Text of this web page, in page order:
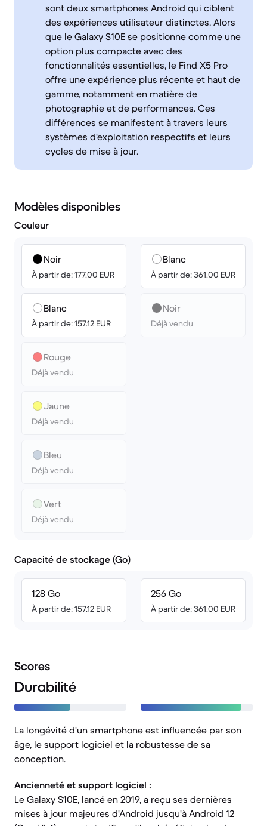
sont deux smartphones Android qui ciblent
des expériences utilisateur distinctes. Alors
que le Galaxy S10E se positionne comme une
option plus compacte avec des
fonctionnalités essentielles, le Find X5 Pro
offre une expérience plus récente et haut de
gamme, notamment en matière de
photographie et de performances. Ces
différences se manifestent à travers leurs
systèmes d'exploitation respectifs et leurs
cycles de mise à jour.
Modèles disponibles
Couleur
Noir
À partir de: 177.00 EUR
Blanc
À partir de: 157.12 EUR
Rouge
Déjà vendu
Jaune
Déjà vendu
Bleu
Déjà vendu
Vert
Déjà vendu
Blanc
À partir de: 361.00 EUR
Noir
Déjà vendu
Capacité de stockage (Go)
128 Go
À partir de: 157.12 EUR
256 Go
À partir de: 361.00 EUR
Scores
Durabilité
La longévité d'un smartphone est influencée par son
âge, le support logiciel et la robustesse de sa
conception.
Ancienneté et support logiciel :
Le Galaxy S10E, lancé en 2019, a reçu ses dernières
mises à jour majeures d'Android jusqu'à Android 12